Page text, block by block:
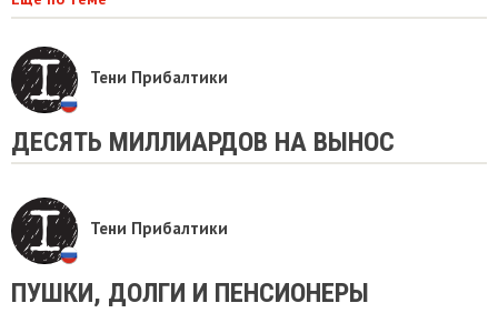
Тени Прибалтики
ДЕСЯТЬ МИЛЛИАРДОВ НА ВЫНОС
Тени Прибалтики
ПУШКИ, ДОЛГИ И ПЕНСИОНЕРЫ